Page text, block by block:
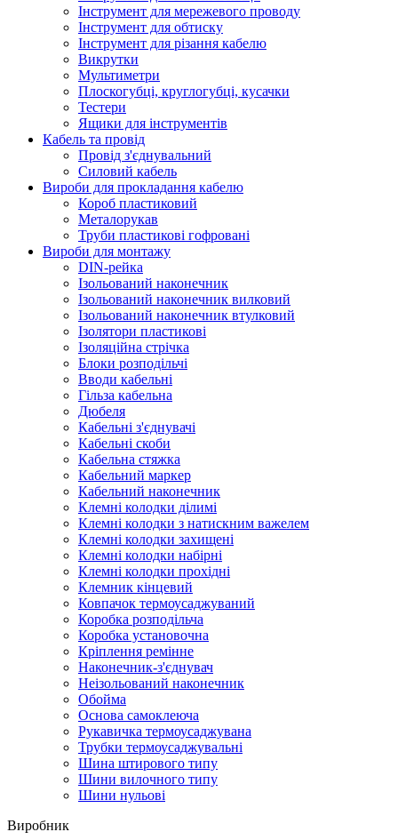
Інструмент для мережевого проводу
Інструмент для обтиску
Інструмент для різання кабелю
Викрутки
Мультиметри
Плоскогубці, круглогубці, кусачки
Тестери
Ящики для інструментів
Кабель та провід
Провід з'єднувальний
Силовий кабель
Вироби для прокладання кабелю
Короб пластиковий
Металорукав
Труби пластикові гофровані
Вироби для монтажу
DIN-рейка
Ізольований наконечник
Ізольований наконечник вилковий
Ізольований наконечник втулковий
Ізолятори пластикові
Ізоляційна стрічка
Блоки розподільчі
Вводи кабельні
Гільза кабельна
Дюбеля
Кабельнi з'єднувачi
Кабельні скоби
Кабельна стяжка
Кабельний маркер
Кабельний наконечник
Клемні колодки ділимі
Клемні колодки з натискним важелем
Клемні колодки захищені
Клемні колодки набірні
Клемні колодки прохідні
Клемник кінцевий
Ковпачок термоусаджуваний
Коробка розподільча
Коробка установочна
Кріплення ремінне
Наконечник-з'єднувач
Неізольований наконечник
Обойма
Основа самоклеюча
Рукавичка термоусаджувана
Трубки термоусаджувальні
Шина штирового типу
Шини вилочного типу
Шини нульові
Виробник